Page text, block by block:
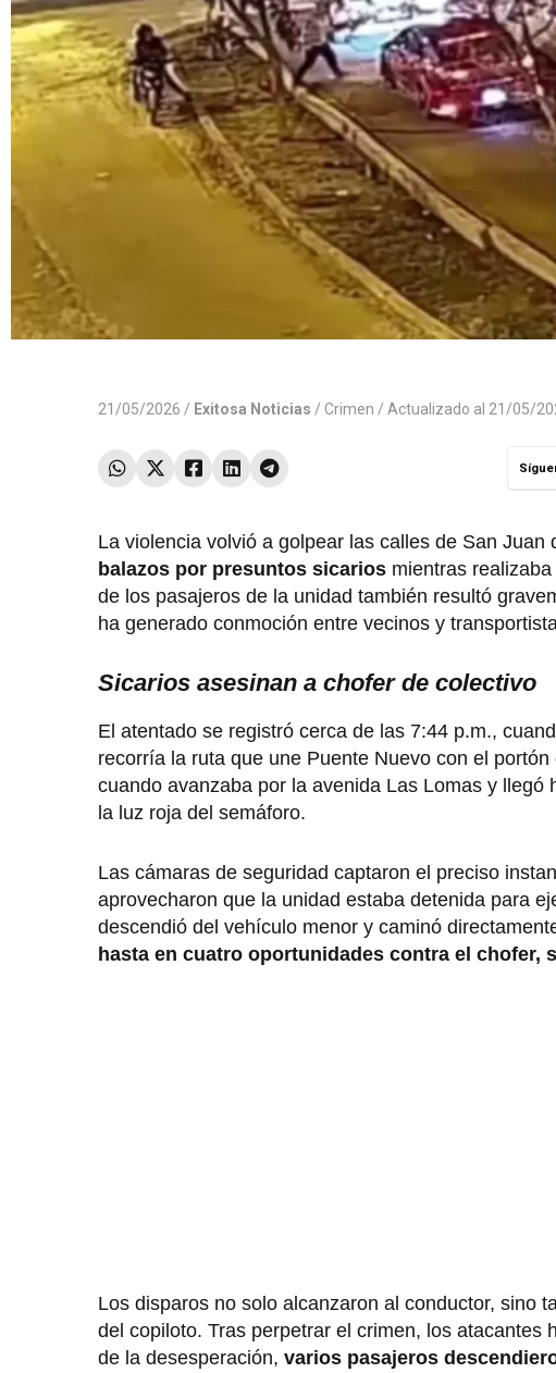
21/05/2026 / Exitosa Noticias / Crimen / Actualizado al 21/05/
La violencia volvió a golpear las calles de San Juan
balazos por presuntos sicarios mientras
de los pasajeros de la unidad también resultó
ha generado conmoción entre vecinos y
Sicarios asesinan a chofer de colectivo
El atentado se registró cerca de las 7:44 p.m.,
recorría la ruta que une Puente Nuevo con el
cuando avanzaba por la avenida Las Lomas y llegó
la luz roja del semáforo.
Las cámaras de seguridad captaron el preciso
aprovecharon que la unidad estaba detenida para
descendió del vehículo menor y caminó
hasta en cuatro oportunidades contra el chofer,
Los disparos no solo alcanzaron al conductor, sino
del copiloto. Tras perpetrar el crimen, los
de la desesperación, varios pasajeros